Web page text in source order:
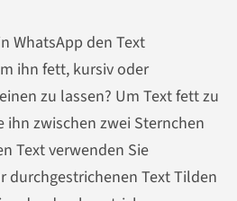
WhatsApp den Text
ihn fett, kursiv oder
zu lassen? Um Text fett zu
ihn zwischen zwei Sternchen
Text verwenden Sie
durchgestrichenen Text Tilden